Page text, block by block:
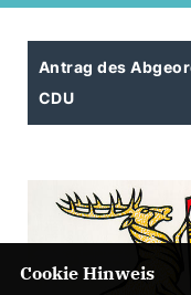
Antrag des
CDU
Cookie Hinweis